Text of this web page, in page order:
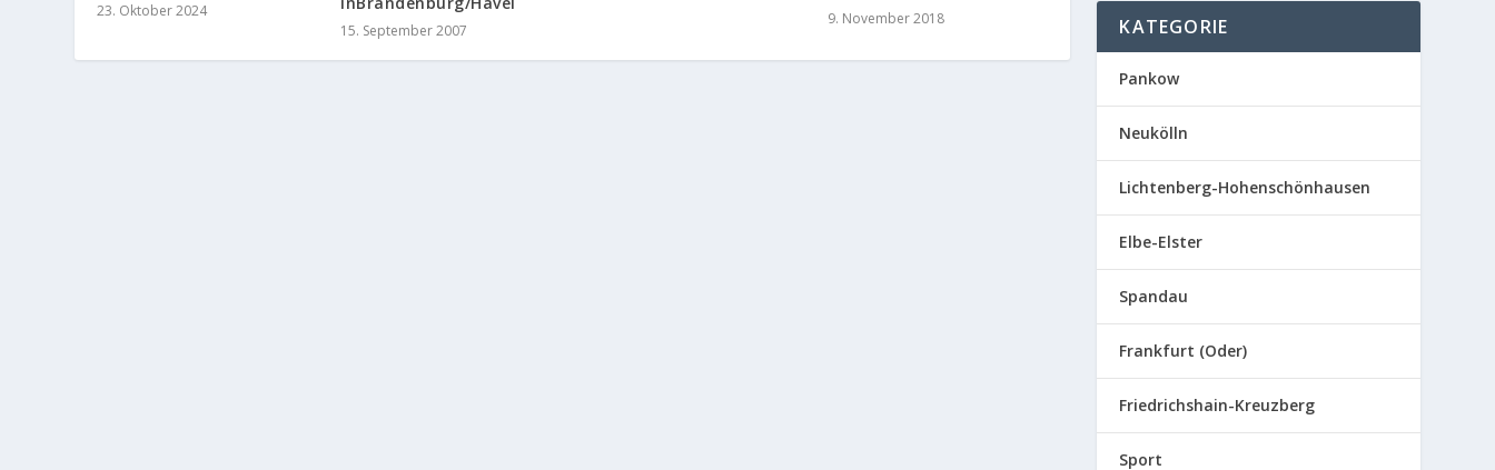
23. Oktober 2024
15. September 2007
9. November 2018 KATEGORIE
Pankow
Neukölln
Lichtenberg-Hohenschönhausen
Elbe-Elster
Spandau
Frankfurt (Oder)
Friedrichshain-Kreuzberg
Sport